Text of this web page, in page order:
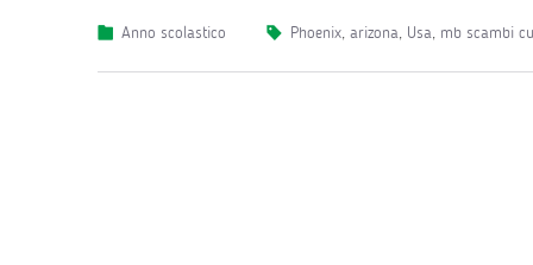
Anno scolastico phoenix, arizona, Usa, mb scambi